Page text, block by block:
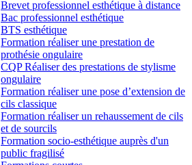
Brevet professionnel esthétique à distance
Bac professionnel esthétique
BTS esthétique
Formation réaliser une prestation de
prothésie ongulaire
CQP Réaliser des prestations de stylisme
ongulaire
Formation réaliser une pose d’extension de
cils classique
Formation réaliser un rehaussement de cils
et de sourcils
Formation socio-esthétique auprès d'un
public fragilisé